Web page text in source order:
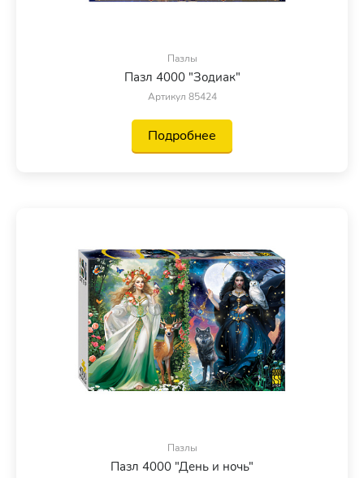
Пазлы
Пазл 4000 "Зодиак"
Артикул 85424
Подробнее
Пазлы
Пазл 4000 "День и ночь"